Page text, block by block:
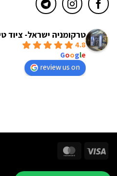
טרקומניה ישראל- ציוד
4.8
Google
review us on
Visa